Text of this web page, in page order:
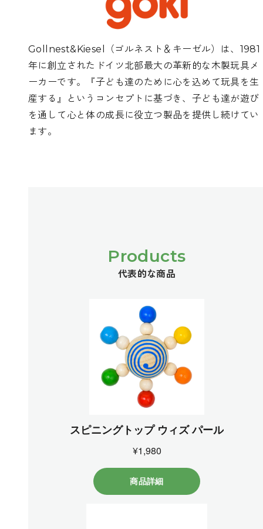
Gollnest&Kiesel（ゴルネスト＆キーゼル）は、1981
年に創立されたドイツ北部最大の革新的な木製玩具メ
ーカーです。『子ども達のために心を込めて玩具を生
産する』というコンセプトに基づき、子ども達が遊び
を通して心と体の成長に役立つ製品を提供し続けてい
ます。
Products
代表的な商品